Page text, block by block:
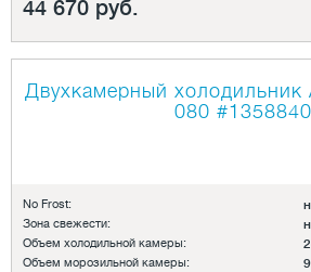
44 670 руб.
Двухкамерный
080 #1358840
No Frost:
Зона свежести:
Объем холодильной камеры:
Объем морозильной камеры: